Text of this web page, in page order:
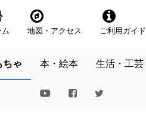
ム 地図・アクセス ご利用ガイド
ちゃ 本・絵本 生活・工芸